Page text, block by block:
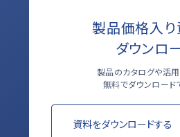
製品価格入り
ダウンロ
製品のカタログや活
無料でダウンロード
資料をダウンロードする